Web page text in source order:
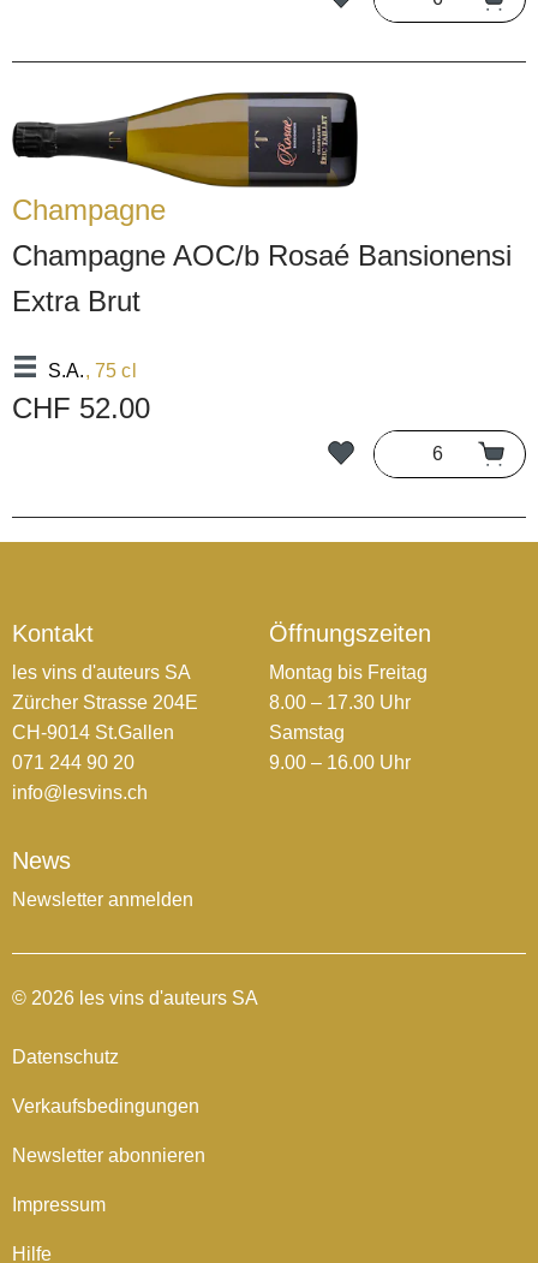
Champagne
Champagne AOC/b Rosaé Bansionensi
Extra Brut
S.A., 75 cl
CHF 52.00
Kontakt
les vins d'auteurs SA
Zürcher Strasse 204E
CH-9014 St.Gallen
071 244 90 20
info@lesvins.ch
Öffnungszeiten
Montag bis Freitag
8.00 – 17.30 Uhr
Samstag
9.00 – 16.00 Uhr
News
Newsletter anmelden
© 2026 les vins d'auteurs SA
Datenschutz
Verkaufsbedingungen
Newsletter abonnieren
Impressum
Hilfe